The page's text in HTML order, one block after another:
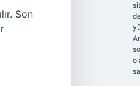
Son